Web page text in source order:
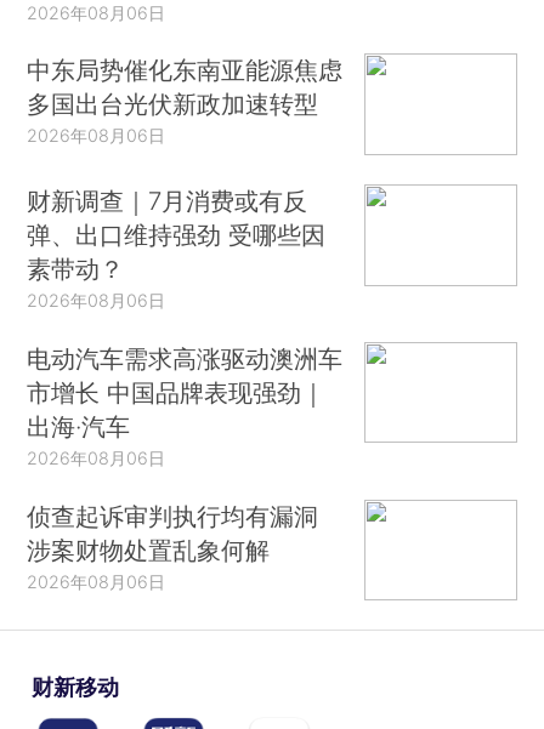
2026年08月06日
中东局势催化东南亚能源焦虑
多国出台光伏新政加速转型
2026年08月06日
财新调查｜7月消费或有反
弹、出口维持强劲 受哪些因
素带动？
2026年08月06日
电动汽车需求高涨驱动澳洲车
市增长 中国品牌表现强劲｜
出海·汽车
2026年08月06日
侦查起诉审判执行均有漏洞
涉案财物处置乱象何解
2026年08月06日
财新移动